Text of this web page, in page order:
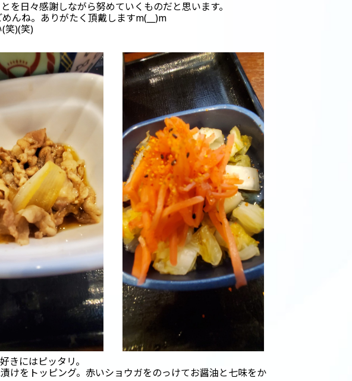
日々感謝しながら努めていくものだと思います。
んね。ありがたく頂戴しますm(__)m
笑)(笑)
きにはピッタリ。
けをトッピング。赤いショウガをのっけてお醤油と七味をか